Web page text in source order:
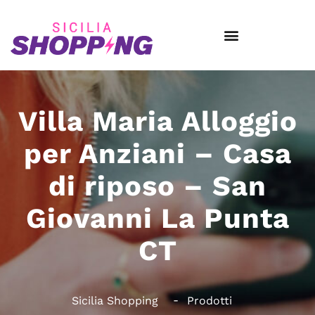
Villa Maria Alloggio
per Anziani – Casa
di riposo – San
Giovanni La Punta
CT
Sicilia Shopping Prodotti